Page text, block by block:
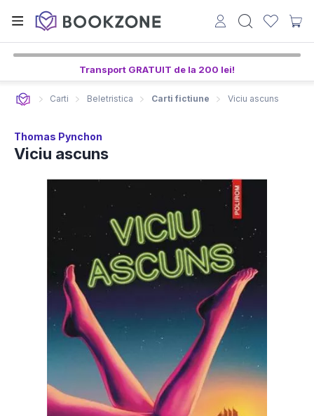
Transport GRATUIT de la 200 lei!
Carti Beletristica Carti fictiune Viciu ascuns
Thomas Pynchon
Viciu ascuns